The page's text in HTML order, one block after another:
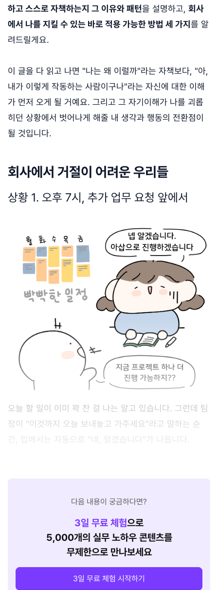
하고 스스로 자책하는지 그 이유와 패턴을 설명하고, 회사
에서 나를 지킬 수 있는 바로 적용 가능한 방법 세 가지 를 알
려드릴게요.
이 글을 다 읽고 나면 "나는 왜 이럴까"라는 자책보다, "아,
내가 이렇게 작동하는 사람이구나"라는 자신에 대한 이해
가 먼저 오게 될 거예요. 그리고 그 자기이해가 나를 괴롭
히던 상황에서 벗어나게 해줄 내 생각과 행동의 전환점이
될 것입니다.
회사에서 거절이 어려운 우리들
상황 1. 오후 7시, 추가 업무 요청 앞에서
오늘 할 일이 이미 꽉 찬 걸 나는 알고 있습니다. 그런데 팀
장이 "이것까지 오늘 보내놓고 가주세요"라고 말하는 순
간, 입에서는 자동으로 "네, 알겠습니다"가 나옵니다.
다음 내용이 궁금하다면?
3일 무료 체험으로
5,000개의 실무 노하우 콘텐츠를
무제한으로 만나보세요
3일 무료 체험 시작하기